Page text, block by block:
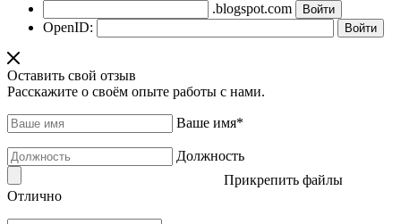
.blogspot.com
OpenID:
Оставить свой отзыв
Расскажите о своём опыте работы с нами.
Ваше имя*
Должность
Прикрепить файлы
Отлично